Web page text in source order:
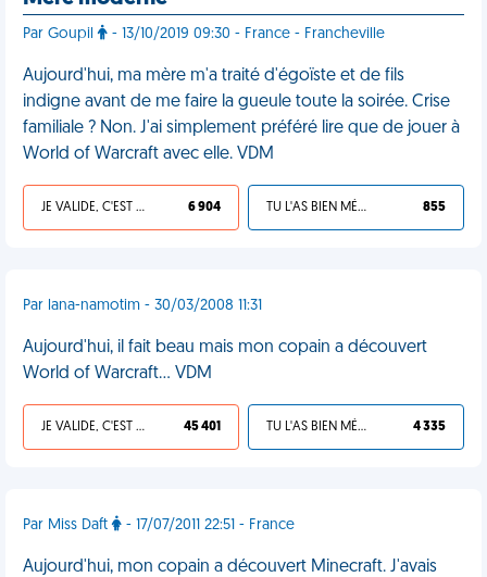
Par Goupil - 13/10/2019 09:30 - France - Francheville
Aujourd'hui, ma mère m'a traité d'égoïste et de fils
indigne avant de me faire la gueule toute la soirée. Crise
familiale ? Non. J'ai simplement préféré lire que de jouer à
World of Warcraft avec elle. VDM
JE VALIDE, C'EST UNE VDM 6 904 TU L'AS BIEN MÉRITÉ 855
Par lana-namotim - 30/03/2008 11:31
Aujourd'hui, il fait beau mais mon copain a découvert
World of Warcraft... VDM
JE VALIDE, C'EST UNE VDM 45 401 TU L'AS BIEN MÉRITÉ 4 335
Par Miss Daft - 17/07/2011 22:51 - France
Aujourd'hui, mon copain a découvert Minecraft. J'avais